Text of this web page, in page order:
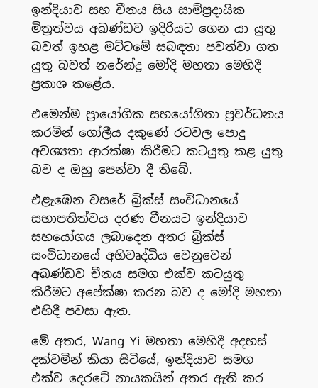
ඉන්දියාව සහ චීනය සිය සාම්ප්‍රදායික
මිත්‍රත්වය අඛණ්ඩව ඉදිරියට ගෙන යා යුතු
බවත් ඉහළ මට්ටමේ සබඳතා පවත්වා ගත
යුතු බවත් නරේන්ද්‍ර මෝදි මහතා මෙහිදී
ප්‍රකාශ ක‍ළේය.
එමෙන්ම ප්‍රායෝගික සහයෝගිතා ප්‍රවර්ධනය
කරමින් ගෝලීය දකුණේ රටවල පොදු
අවශ්‍යතා ආරක්ෂා කිරීමට කටයුතු කළ යුතු
බව ද ඔහු පෙන්වා දී තිබේ.
එළැඹෙන වසරේ බ්‍රික්ස් සංවිධානයේ
සභාපතිත්වය දරණ චීනයට ඉන්දියාව
සහයෝගය ලබාදෙන අතර බ්‍රික්ස්
සංවිධානයේ අභිවෘද්ධිය වෙනුවෙන්
අඛණ්ඩව චීනය සමග එක්ව කටයුතු
කිරීමට අපේක්ෂා කරන බව ද මෝදි මහතා
එහිදී පවසා ඇත.
මේ අතර, Wang Yi මහතා මෙහිදී අදහස්
දක්වමින් කියා සිටියේ, ඉන්දියාව සමග
එක්ව දෙරටේ නායකයින් අතර ඇති කර